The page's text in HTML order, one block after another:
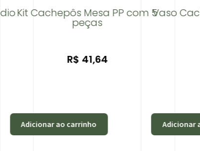
Kit Cachepôs Mesa PP com 5
peças
R$ 41,64
Adicionar ao carrinho
Vaso
Adicionar